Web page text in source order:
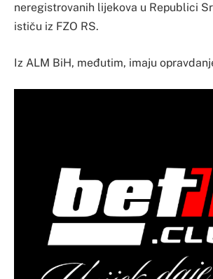
neregistrovanih lijekova u Republici
ističu iz FZO RS.
Iz ALM BiH, međutim, imaju